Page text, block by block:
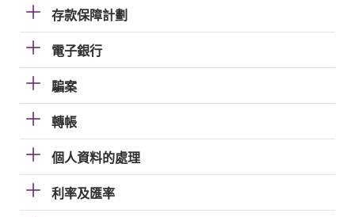
存款保障計劃
電子銀行
騙案
轉帳
個人資料的處理
利率及匯率